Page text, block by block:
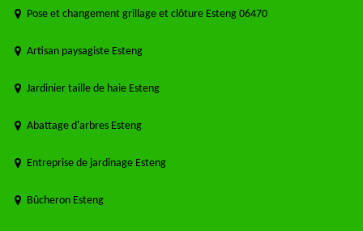
Pose et changement grillage et clôture Esteng 06470
Artisan paysagiste Esteng
Jardinier taille de haie Esteng
Abattage d'arbres Esteng
Entreprise de jardinage Esteng
Bûcheron Esteng